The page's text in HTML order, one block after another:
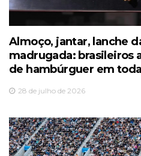
Almoço, jantar, lanche
madrugada: brasileiros
de hambúrguer em
28 de julho de 2026